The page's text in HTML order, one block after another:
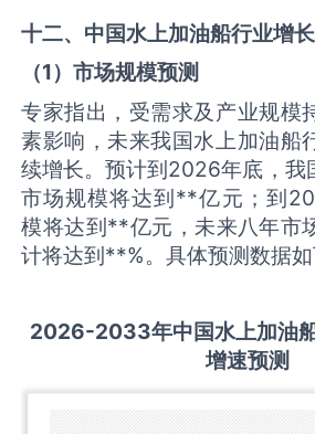
十二、中国水上加油船行业增
（1）市场规模预测
专家指出，受需求及产业规模
素影响，未来我国水上加油船
续增长。预计到2026年底，我
市场规模将达到**亿元；到
模将达到**亿元，未来八年市
计将达到**%。具体预测数据如
2026-2033年中国水上加油
增速预测